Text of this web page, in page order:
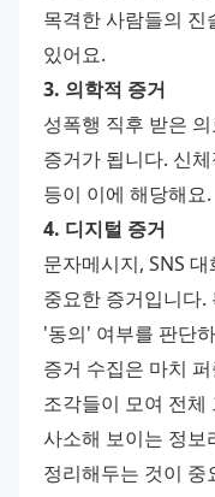
목격한 사람들의 진
있어요.
3. 의학적 증거
성폭행 직후 받은
증거가 됩니다. 신
등이 이에 해당해요.
4. 디지털 증거
문자메시지, SNS
중요한 증거입니다.
'동의' 여부를 판단
증거 수집은 마치
조각들이 모여 전체
사소해 보이는 정보
정리해두는 것이 중